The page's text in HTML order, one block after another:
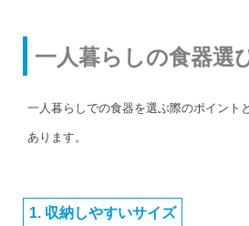
一人暮らしの食器選
一人暮らしでの食器を選ぶ際のポイント
あります。
1. 収納しやすいサイズ